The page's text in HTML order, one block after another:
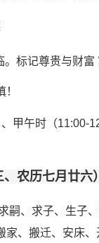
。标记尊贵与财
甲午时（11:00-
农历七月廿六）
嗣、求子、生子
家、搬迁、安床